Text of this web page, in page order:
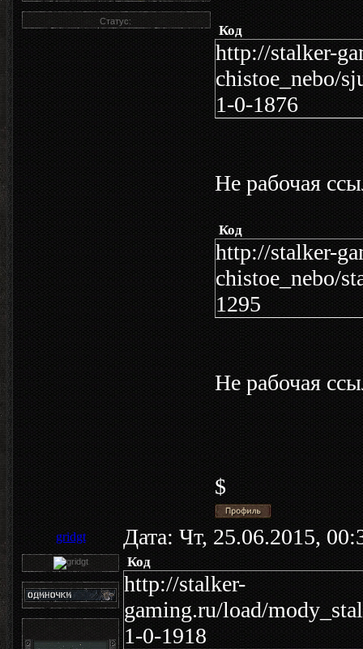
Статус:
Код
http://stalker-
chistoe_nebo/
1-0-1876
Не рабочая
Код
http://stalker-
chistoe_nebo/
1295
Не рабочая
$
gridgt Дата: Чт, 25.06.2015,
Код
http://stalker-
gaming.ru/load/
1-0-1918